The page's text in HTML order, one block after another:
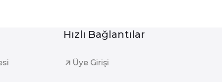
Hızlı Bağlantılar
Üye Girişi